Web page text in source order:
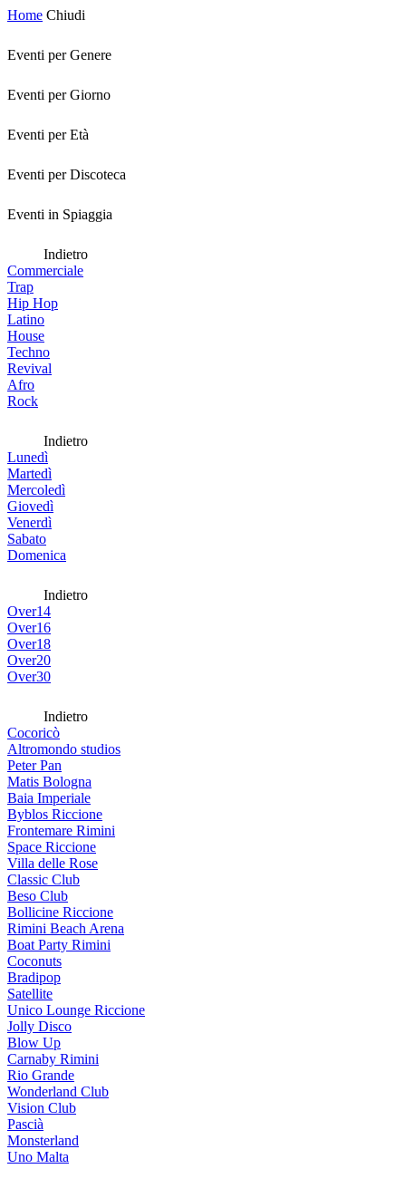
Home Chiudi
Eventi per Genere
Eventi per Giorno
Eventi per Età
Eventi per Discoteca
Eventi in Spiaggia
Indietro
Commerciale
Trap
Hip Hop
Latino
House
Techno
Revival
Afro
Rock
Indietro
Lunedì
Martedì
Mercoledì
Giovedì
Venerdì
Sabato
Domenica
Indietro
Over14
Over16
Over18
Over20
Over30
Indietro
Cocoricò
Altromondo studios
Peter Pan
Matis Bologna
Baia Imperiale
Byblos Riccione
Frontemare Rimini
Space Riccione
Villa delle Rose
Classic Club
Beso Club
Bollicine Riccione
Rimini Beach Arena
Boat Party Rimini
Coconuts
Bradipop
Satellite
Unico Lounge Riccione
Jolly Disco
Blow Up
Carnaby Rimini
Rio Grande
Wonderland Club
Vision Club
Pascià
Monsterland
Uno Malta